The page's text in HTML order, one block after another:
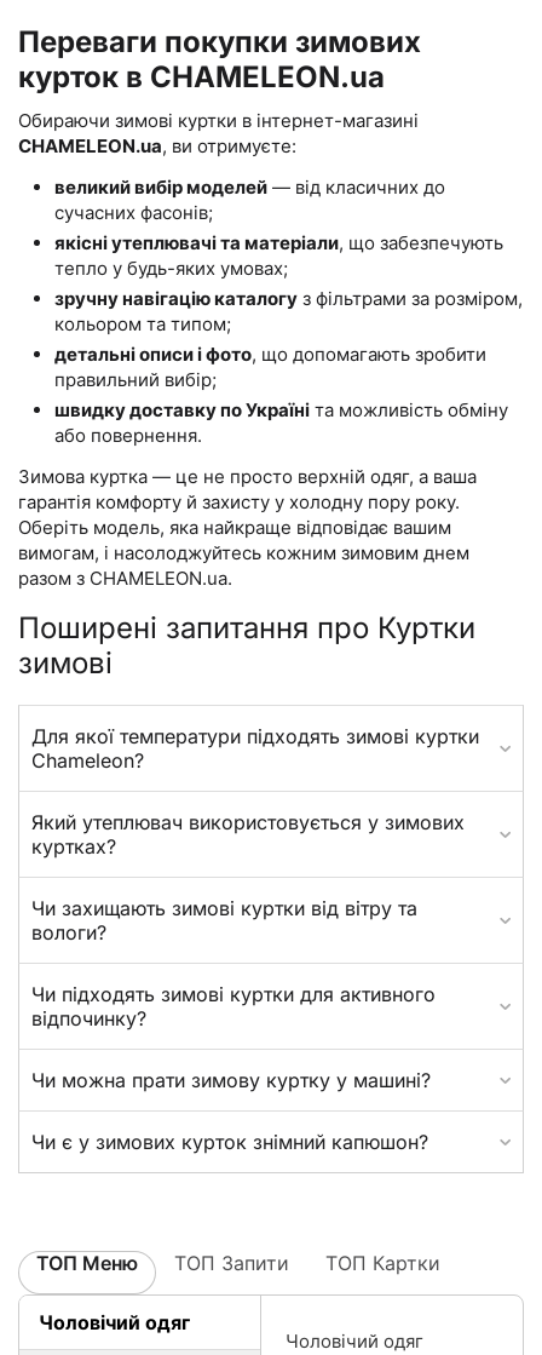
Переваги покупки зимових
курток в CHAMELEON.ua
Обираючи зимові куртки в інтернет-магазині
CHAMELEON.ua, ви отримуєте:
великий вибір моделей — від класичних до
сучасних фасонів;
якісні утеплювачі та матеріали, що забезпечують
тепло у будь-яких умовах;
зручну навігацію каталогу з фільтрами за розміром,
кольором та типом;
детальні описи і фото, що допомагають зробити
правильний вибір;
швидку доставку по Україні та можливість обміну
або повернення.
Зимова куртка — це не просто верхній одяг, а ваша
гарантія комфорту й захисту у холодну пору року.
Оберіть модель, яка найкраще відповідає вашим
вимогам, і насолоджуйтесь кожним зимовим днем
разом з CHAMELEON.ua.
Поширені запитання про Куртки
зимові
Для якої температури підходять зимові куртки
Chameleon?
Який утеплювач використовується у зимових
куртках?
Чи захищають зимові куртки від вітру та
вологи?
Чи підходять зимові куртки для активного
відпочинку?
Чи можна прати зимову куртку у машині?
Чи є у зимових курток знімний капюшон?
ТОП Меню ТОП Запити ТОП Картки
Чоловічий одяг
Чоловічий одяг